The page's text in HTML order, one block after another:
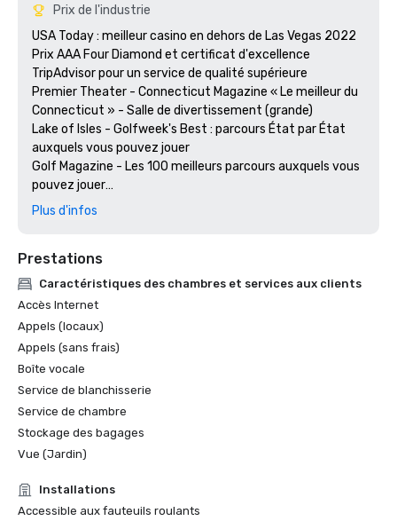
Prix de l'industrie
USA Today : meilleur casino en dehors de Las Vegas 2022
Prix AAA Four Diamond et certificat d'excellence
TripAdvisor pour un service de qualité supérieure
Premier Theater - Connecticut Magazine « Le meilleur du
Connecticut » - Salle de divertissement (grande)
Lake of Isles - Golfweek's Best : parcours État par État
auxquels vous pouvez jouer
Golf Magazine - Les 100 meilleurs parcours auxquels vous
pouvez jouer
Magazine du Connecticut « Le meilleur du Connecticut » -
Plus d'infos
Prestations
Caractéristiques des chambres et services aux clients
Accès Internet
Appels (locaux)
Appels (sans frais)
Boîte vocale
Service de blanchisserie
Service de chambre
Stockage des bagages
Vue (Jardin)
Installations
Accessible aux fauteuils roulants